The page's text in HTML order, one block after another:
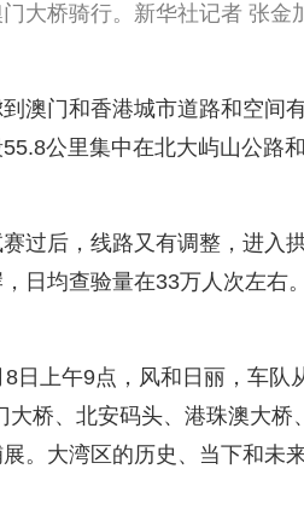
大桥骑行。新华社记者 张金
澳门和香港城市道路和空间
公里集中在北大屿山公路
过后，线路又有调整，进入
日均查验量在33万人次左右
8日上午9点，风和日丽，车队
大桥、北安码头、港珠澳大
。大湾区的历史、当下和未